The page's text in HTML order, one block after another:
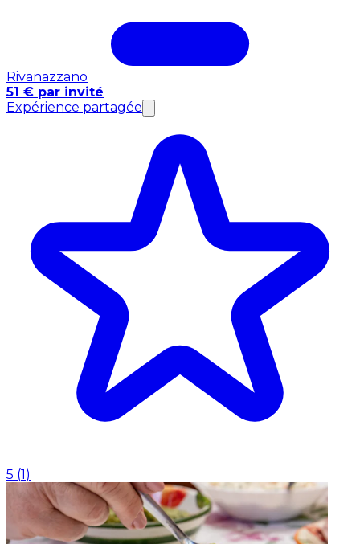
Rivanazzano
51 € par invité
Expérience partagée
5 (1 )